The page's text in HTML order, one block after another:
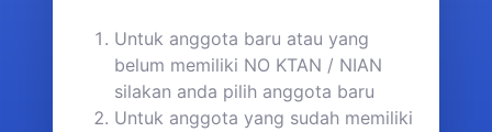
Untuk anggota baru atau yang
belum memiliki NO KTAN / NIAN
silakan anda pilih anggota baru
Untuk anggota yang sudah memiliki